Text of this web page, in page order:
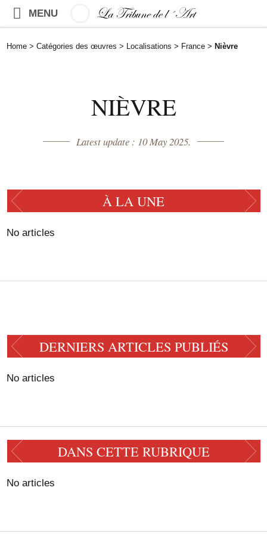
MENU
Home > Catégories des œuvres > Localisations > France > Nièvre
NIÈVRE
Latest update : 10 May 2025.
À LA UNE
No articles
DERNIERS ARTICLES PUBLIÉS
No articles
DANS CETTE RUBRIQUE
No articles